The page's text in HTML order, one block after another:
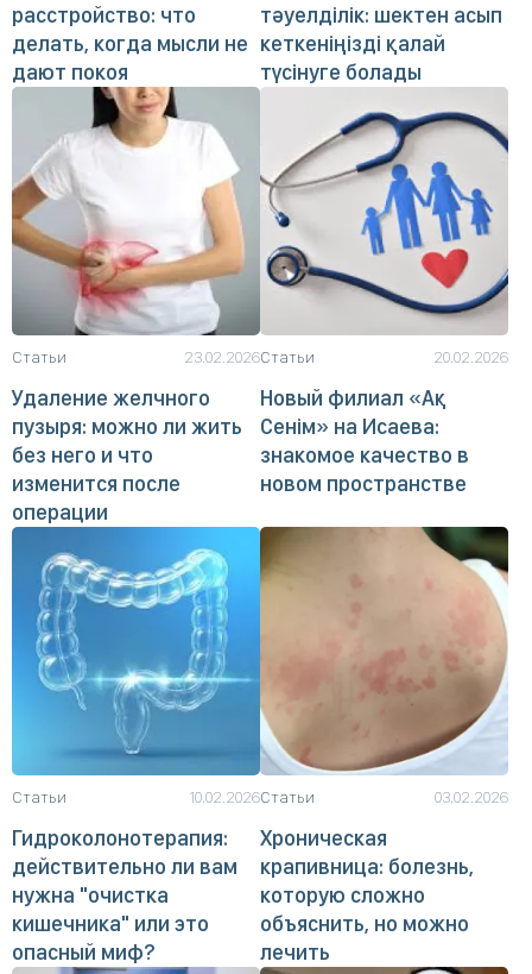
расстройство: что
делать, когда мысли не
дают покоя
тәуелділік: шектен асып
кеткеніңізді қалай
түсінуге болады
Статьи 23.02.2026
Удаление желчного
пузыря: можно ли жить
без него и что
изменится после
операции
Статьи 20.02.2026
Новый филиал «Ақ
Сенім» на Исаева:
знакомое качество в
новом пространстве
Статьи 10.02.2026
Гидроколонотерапия:
действительно ли вам
нужна "очистка
кишечника" или это
опасный миф?
Статьи 03.02.2026
Хроническая
крапивница: болезнь,
которую сложно
объяснить, но можно
лечить